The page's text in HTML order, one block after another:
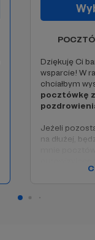
Dziękuję Ci
wsparcie! W
chciałbym
pocztówkę
Jeżeli
na dłużej,